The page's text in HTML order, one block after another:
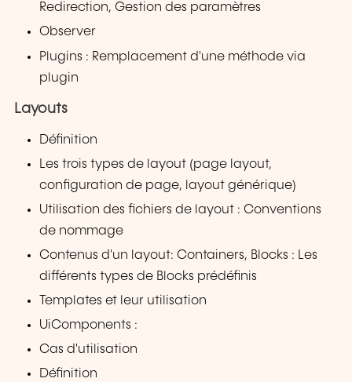
Redirection, Gestion des paramètres
Observer
Plugins : Remplacement d'une méthode via
plugin
Layouts
Définition
Les trois types de layout (page layout,
configuration de page, layout générique)
Utilisation des fichiers de layout : Conventions
de nommage
Contenus d'un layout: Containers, Blocks : Les
différents types de Blocks prédéfinis
Templates et leur utilisation
UiComponents :
Cas d'utilisation
Définition